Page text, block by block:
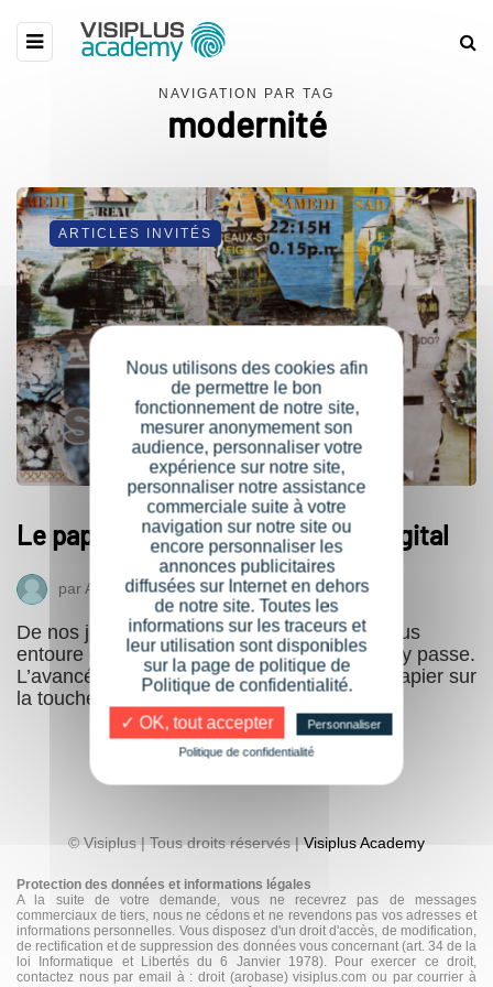
NAVIGATION PAR TAG
modernité
ARTICLES INVITÉS
Le papier est-il mort ? Print VS Digital
parArticles invités 8 février 2019
De nos jours, la majeure partie de ce qui nous
entoure est numérisé, livres, CD, DVD, tout y passe.
L’avancée considérable du digital met-il le papier sur
la touche ? C’est ce que les faits peuvent…
© Visiplus | Tous droits réservés |Visiplus Academy
Protection des données et informations légales
A la suite de votre demande, vous ne recevrez pas de messages
commerciaux de tiers, nous ne cédons et ne revendons pas vos adresses et
informations personnelles. Vous disposez d'un droit d'accès, de modification,
de rectification et de suppression des données vous concernant (art. 34 de la
loi Informatique et Libertés du 6 Janvier 1978). Pour exercer ce droit,
contactez nous par email à : droit (arobase) visiplus.com ou par courrier à
Nous utilisons des cookies afin
de permettre le bon
fonctionnement de notre site,
mesurer anonymement son
audience, personnaliser votre
expérience sur notre site,
personnaliser notre assistance
commerciale suite à votre
navigation sur notre site ou
encore personnaliser les
annonces publicitaires
diffusées sur Internet en dehors
de notre site. Toutes les
informations sur les traceurs et
leur utilisation sont disponibles
sur la page de politique de
Politique de confidentialité.
✓ OK, tout accepter
Personnaliser
Politique de confidentialité